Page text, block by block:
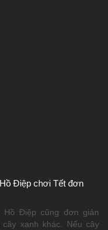
Điệp chơi Tết đơn
Hồ Điệp cũng đơn giản
xanh khác. Nếu cây